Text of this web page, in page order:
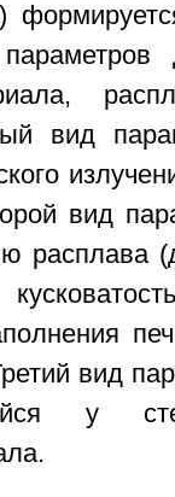
вид
вид
расплава
вид
у